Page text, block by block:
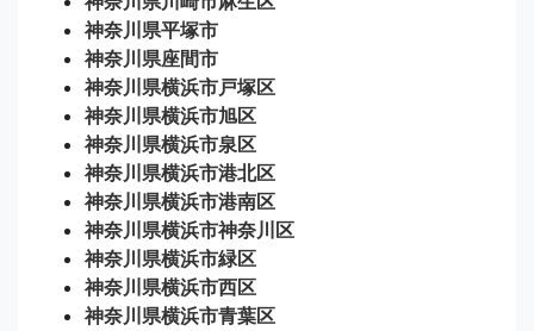
神奈川県平塚市
神奈川県座間市
神奈川県横浜市戸塚区
神奈川県横浜市旭区
神奈川県横浜市泉区
神奈川県横浜市港北区
神奈川県横浜市港南区
神奈川県横浜市神奈川区
神奈川県横浜市緑区
神奈川県横浜市西区
神奈川県横浜市青葉区